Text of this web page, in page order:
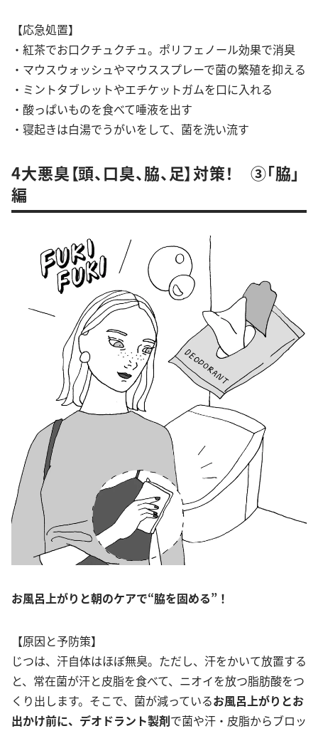
【応急処置】
・紅茶でお口クチュクチュ。ポリフェノール効果で消臭
・マウスウォッシュやマウススプレーで菌の繁殖を抑える
・ミントタブレットやエチケットガムを口に入れる
・酸っぱいものを食べて唾液を出す
・寝起きは白湯でうがいをして、菌を洗い流す
4大悪臭【頭、口臭、脇、足】対策！ ③「脇」
編
お風呂上がりと朝のケアで“脇を固める”！
【原因と予防策】
じつは、汗自体はほぼ無臭。ただし、汗をかいて放置する
と、常在菌が汗と皮脂を食べて、ニオイを放つ脂肪酸をつ
くり出します。そこで、菌が減っているお風呂上がりとお
出かけ前に、デオドラント製剤で菌や汗・皮脂からブロッ